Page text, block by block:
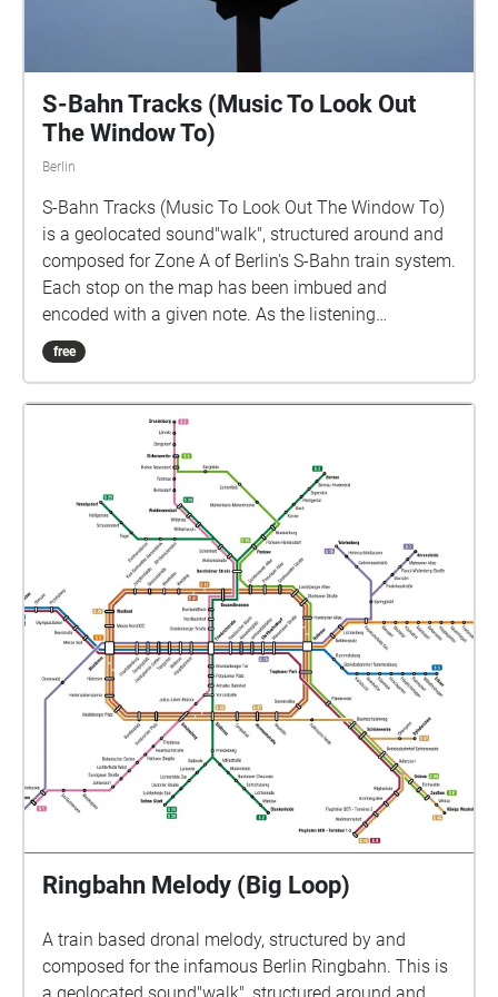
S-Bahn Tracks (Music To Look Out
The Window To)
Berlin
S-Bahn Tracks (Music To Look Out The Window To)
is a geolocated sound"walk", structured around and
composed for Zone A of Berlin's S-Bahn train system.
Each stop on the map has been imbued and
encoded with a given note. As the listening
passenger moves through the various geolocational
zones, they trigger various notes and thus form a site
impetus behind this piece lies in a desire to
rejuvenate the transitory act; an act that is a
household name in most Berliners' day to day
routines. How can we imbue mundane activity with a
newfound sense of wonder and curiosity? How can
we see a new angle of the mundane, to rejuvenate
our day to day experiences? On this map there are 48
different stops, with a large factorial outcome-
depending on where the listening passenger is
heading. Buy the ticket and enjoy the show :)
thankyouforyourunderstanding.com
free
Ringbahn Melody (Big Loop)
A train based dronal melody, structured by and
composed for the infamous Berlin Ringbahn. This is